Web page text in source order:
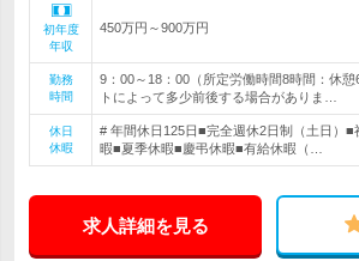
初年度
年収
450万円～900万円
勤務
時間
9：00～18：00（所定労働時間8時間：休
トによって多少前後する場合がありま…
休日
休暇
# 年間休日125日■完全週休2日制（土日）■
暇■夏季休暇■慶弔休暇■有給休暇（…
求人詳細を見る